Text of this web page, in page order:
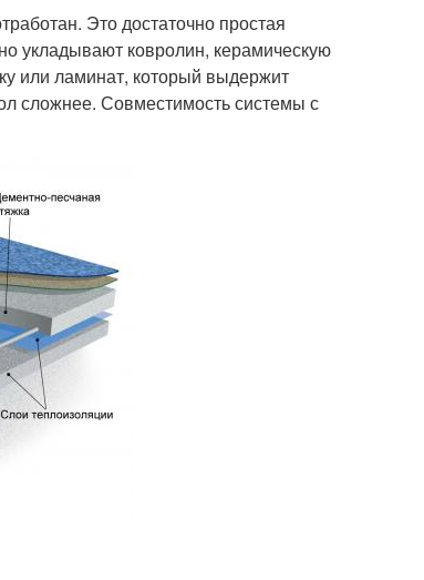
Это достаточно простая
укладывают ковролин, керамическую
или ламинат, который выдержит
сложнее. Совместимость системы с